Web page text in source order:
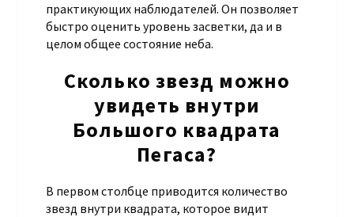
практикующих наблюдателей. Он позволяет
быстро оценить уровень засветки, да и в
целом общее состояние неба.
Сколько звезд можно
увидеть внутри
Большого квадрата
Пегаса?
В первом столбце приводится количество
звезд внутри квадрата, которое видит